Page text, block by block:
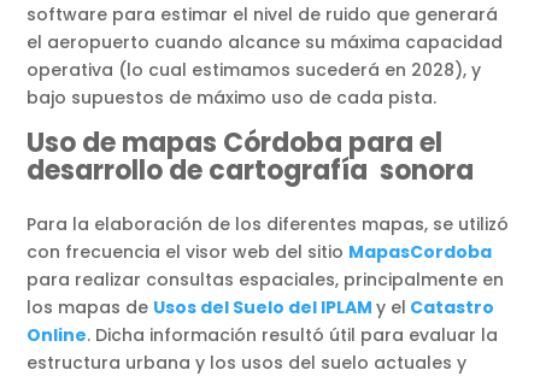
software para estimar el nivel de ruido que generará
el aeropuerto cuando alcance su máxima capacidad
operativa (lo cual estimamos sucederá en 2028), y
bajo supuestos de máximo uso de cada pista.
Uso de mapas Córdoba para el
desarrollo de cartografía sonora
Para la elaboración de los diferentes mapas, se utilizó
con frecuencia el visor web del sitio MapasCordoba
para realizar consultas espaciales, principalmente en
los mapas de Usos del Suelo del IPLAM y el Catastro
Online. Dicha información resultó útil para evaluar la
estructura urbana y los usos del suelo actuales y